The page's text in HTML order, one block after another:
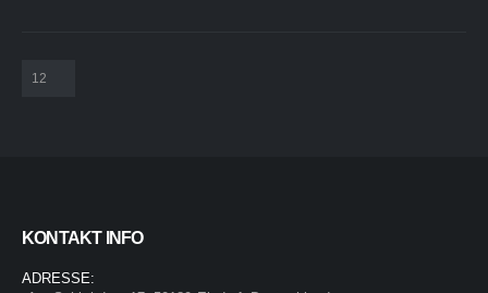
KONTAKT INFO
ADRESSE: